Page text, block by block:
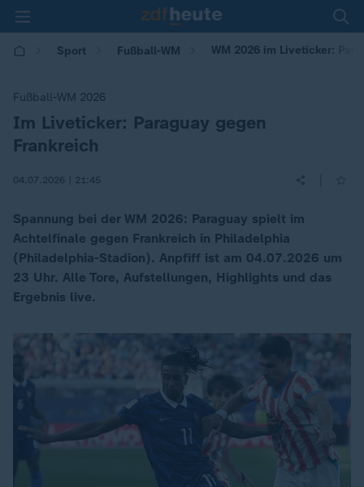
Sport Fußball-WM WM 2026 im Liveticker:
Fußball-WM 2026
:
Im Liveticker: Paraguay gegen
Frankreich
04.07.2026 | 21:45
Spannung bei der WM 2026: Paraguay spielt im
Achtelfinale gegen Frankreich in Philadelphia
(Philadelphia-Stadion). Anpfiff ist am 04.07.2026 um
23 Uhr. Alle Tore, Aufstellungen, Highlights und das
Ergebnis live.